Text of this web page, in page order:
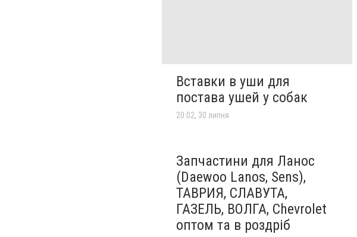
Вставки в уши для
постава ушей у собак
20:02, 30 липня
Запчастини для Ланос
(Daewoo Lanos, Sens),
ТАВРИЯ, СЛАВУТА,
ГАЗЕЛЬ, ВОЛГА, Chevrolet
оптом та в роздріб